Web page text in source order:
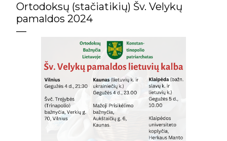
Ortodoksų (stačiatikių) Šv. Velykų
pamaldos 2024